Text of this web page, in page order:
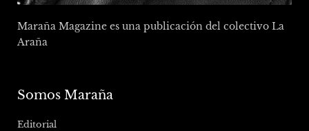
Maraña Magazine es una publicación del colectivo La
Araña
Somos Maraña
Editorial